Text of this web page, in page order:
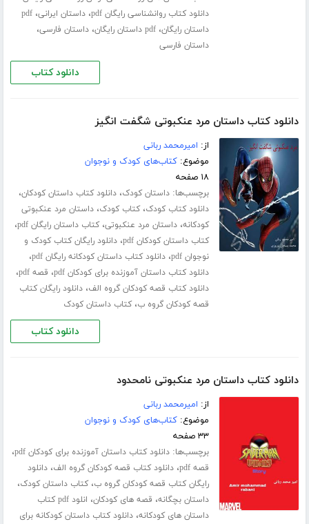
دانلود کتاب روانشناسی رایگان pdf ،داستان ایرانی،pdf
داستان رایگان،pdf داستان رایگان ،داستان فارسی،
داستان فارسی
دانلود کتاب
دانلود کتاب داستان مرد عنکبوتی شگفت انگیز
از: امیرمحمد ربانی
موضوع:کتاب‌های کودک و نوجوان
۱۸ صفحه
برچسب‌ها:داستان کودک،دانلود کتاب داستان کودکان،
دانلود کتاب کودک،کتاب کودک،داستان مرد عنکبوتی
کودکانه،داستان مرد عنکبوتی،کتاب داستان رایگان pdf ،
کتاب داستان کودکان pdf ،دانلود رایگان کتاب کودک و
نوجوان pdf
،دانلود کتاب داستان کودکانه رایگان pdf ،
دانلود کتاب داستان آموزنده برای کودکان pdf ، قصه pdf ،
دانلود کتاب قصه کودکان گروه الف،دانلود رایگان کتاب
قصه کودکان گروه ب،کتاب داستان کودک
دانلود کتاب
دانلود کتاب داستان مرد عنکبوتی نامحدود
از: امیرمحمد ربانی
موضوع:کتاب‌های کودک و نوجوان
۳۳ صفحه
برچسب‌ها:دانلود کتاب داستان آموزنده برای کودکان pdf ،
قصه pdf ،دانلود کتاب قصه کودکان گروه الف،دانلود
رایگان کتاب قصه کودکان گروه ب،کتاب داستان کودک،
داستان بچگانه، قصه های کودکان،
انلود pdf کتاب
داستان های کودکانه،دانلود کتاب داستان کودکانه برای